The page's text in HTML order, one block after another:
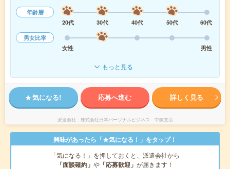
年齢層
20代
30代 40代 50代
60代
男女比率
女性
男性
もっと見る
気になる! 応募へ進む 詳しく見る
派遣会社 株式会社日本パーソナルビジネス 中国支店
興味があったら「★気になる！」をタップ！
「気になる！」を押しておくと、派遣会社から
「面談確約」 や 「応募歓迎」 が届きます！